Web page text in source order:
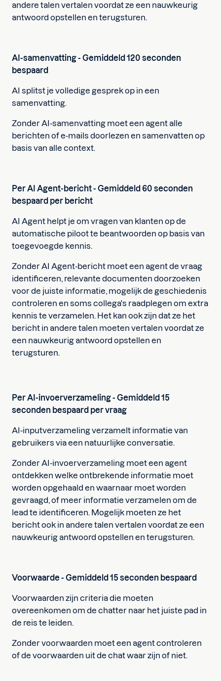
andere talen vertalen voordat ze een nauwkeurig
antwoord opstellen en terugsturen.
AI-samenvatting - Gemiddeld 120 seconden
bespaard
AI splitst je volledige gesprek op in een
samenvatting.
Zonder AI-samenvatting moet een agent alle
berichten of e-mails doorlezen en samenvatten op
basis van alle context.
Per AI Agent-bericht - Gemiddeld 60 seconden
bespaard per bericht
AI Agent helpt je om vragen van klanten op de
automatische piloot te beantwoorden op basis van
toegevoegde kennis.
Zonder AI Agent-bericht moet een agent de vraag
identificeren, relevante documenten doorzoeken
voor de juiste informatie, mogelijk de geschiedenis
controleren en soms collega's raadplegen om extra
kennis te verzamelen. Het kan ook zijn dat ze het
bericht in andere talen moeten vertalen voordat ze
een nauwkeurig antwoord opstellen en
terugsturen.
Per AI-invoerverzameling - Gemiddeld 15
seconden bespaard per vraag
AI-inputverzameling verzamelt informatie van
gebruikers via een natuurlijke conversatie.
Zonder AI-invoerverzameling moet een agent
ontdekken welke ontbrekende informatie moet
worden opgehaald en waarnaar moet worden
gevraagd, of meer informatie verzamelen om de
lead te identificeren. Mogelijk moeten ze het
bericht ook in andere talen vertalen voordat ze een
nauwkeurig antwoord opstellen en terugsturen.
Voorwaarde - Gemiddeld 15 seconden bespaard
Voorwaarden zijn criteria die moeten
overeenkomen om de chatter naar het juiste pad in
de reis te leiden.
Zonder voorwaarden moet een agent controleren
of de voorwaarden uit de chat waar zijn of niet.